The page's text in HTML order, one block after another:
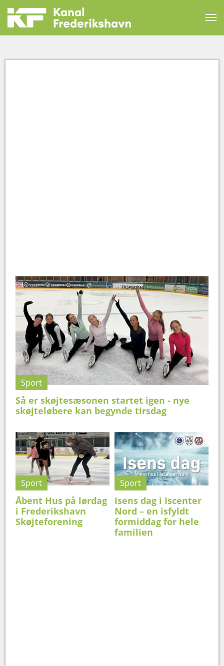
Sport
Så er skøjtesæsonen startet igen - nye
skøjteløbere kan begynde tirsdag
Sport
Åbent Hus på lørdag
i Frederikshavn
Skøjteforening
Sport
Isens dag i Iscenter
Nord – en isfyldt
formiddag for hele
familien